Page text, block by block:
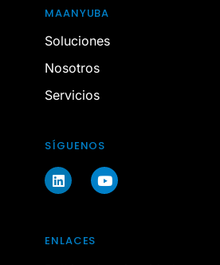
MAANYUBA
Soluciones
Nosotros
Servicios
SÍGUENOS
ENLACES